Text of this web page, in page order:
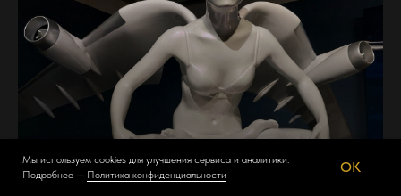
Дочерняя компания Danone
Мы используем cookies для улучшения сервиса и аналитики.
Подробнее — Политика конфиденциальности OK